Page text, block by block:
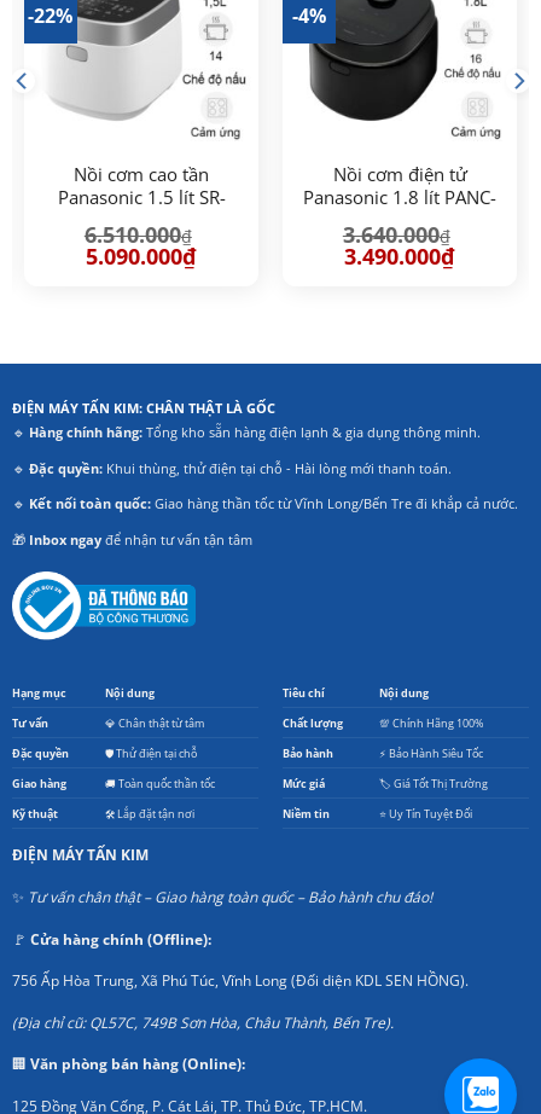
-22%
Nồi cơm cao tần
Panasonic 1.5 lít SR-
6.510.000₫
Giá
gốc
5.090.000₫Giá
-4%
Nồi cơm điện tử
Panasonic 1.8 lít PANC-
3.640.000₫
Giá
gốc
3.490.000₫Giá
ĐIỆN MÁY TẤN KIM: CHÂN THẬT LÀ GỐC
🔹 Hàng chính hãng:Tổng kho sẵn hàng điện lạnh & gia dụng thông minh.
🔹 Đặc quyền:Khui thùng, thử điện tại chỗ - Hài lòng mới thanh toán.
🔹 Kết nối toàn quốc:Giao hàng thần tốc từ Vĩnh Long/Bến Tre đi khắp cả nước.
🎁 Inbox ngayđể nhận tư vấn tận tâm
Hạng mục Nội dung
Tư vấn 💎 Chân thật từ tâm
Đặc quyền 🛡️ Thử điện tại chỗ
Giao hàng 🚚 Toàn quốc thần tốc
Kỹ thuật 🛠️ Lắp đặt tận nơi
Tiêu chí Nội dung
Chất lượng 💯 Chính Hãng 100%
Bảo hành ⚡ Bảo Hành Siêu Tốc
Mức giá 🏷️ Giá Tốt Thị Trường
Niềm tin ⭐ Uy Tín Tuyệt Đối
ĐIỆN MÁY TẤN KIM
✨ Tư vấn chân thật – Giao hàng toàn quốc – Bảo hành chu đáo!
🚩 Cửa hàng chính (Offline):
756 Ấp Hòa Trung, Xã Phú Túc, Vĩnh Long (Đối diện KDL SEN HỒNG).
(Địa chỉ cũ: QL57C, 749B Sơn Hòa, Châu Thành, Bến Tre).
🏢 Văn phòng bán hàng (Online):
125 Đồng Văn Cống, P. Cát Lái, TP. Thủ Đức, TP.HCM.